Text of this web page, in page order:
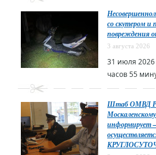
со скутером и
повреждения
3 августа 2026
31 июля 2026
часов 55
Штаб ОМВД
информирует